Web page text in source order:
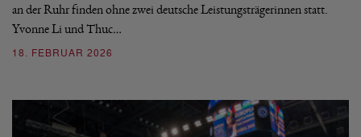
an der Ruhr finden ohne zwei deutsche Leistungsträgerinnen statt.
Yvonne Li und Thuc…
18. FEBRUAR 2026